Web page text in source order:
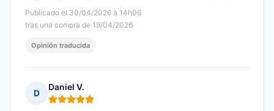
Publicado el 30/04/2026 à 14h06
tras una compra de 19/04/2026
Opinión traducida
D
Daniel V.
Nota: 5 de 5